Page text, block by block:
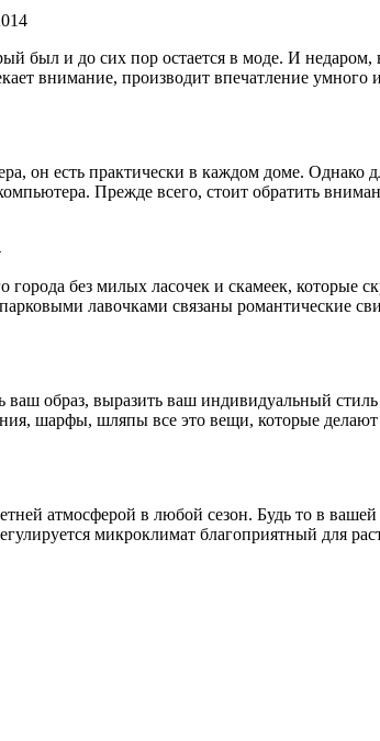
был и до сих пор остается в моде. И недаром,
внимание, производит впечатление умного
он есть практически в каждом доме. Однако
Прежде всего, стоит обратить
без милых ласочек и скамеек, которые
лавочками связаны романтические
образ, выразить ваш индивидуальный
шарфы, шляпы все это вещи, которые
атмосферой в любой сезон. Будь то в
микроклимат благоприятный для